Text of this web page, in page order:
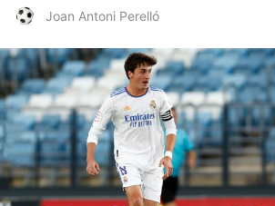
Joan Antoni Perelló